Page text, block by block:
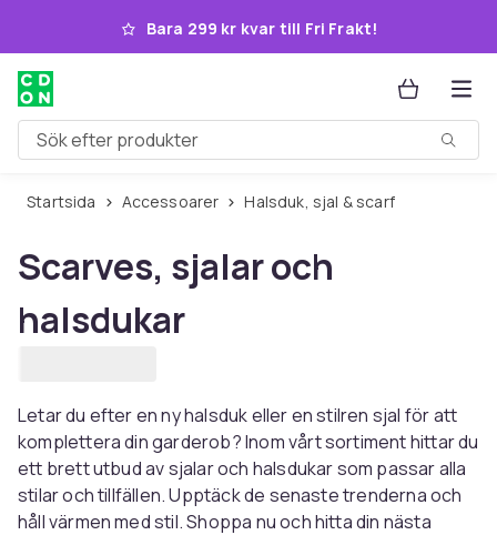
Hoppa till huvudinnehållet
Bara 299 kr kvar till Fri Frakt!
Sök efter produkter
Startsida Accessoarer Halsduk, sjal & scarf
Scarves, sjalar och
halsdukar
Letar du efter en ny halsduk eller en stilren sjal för att
komplettera din garderob? Inom vårt sortiment hittar du
ett brett utbud av sjalar och halsdukar som passar alla
stilar och tillfällen. Upptäck de senaste trenderna och
håll värmen med stil. Shoppa nu och hitta din nästa